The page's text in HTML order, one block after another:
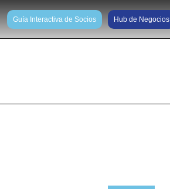
Guía Interactiva de Socios Hub de Negocios